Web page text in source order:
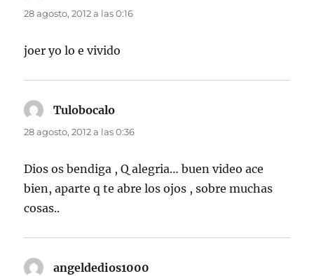
28 agosto, 2012 a las 0:16
joer yo lo e vivido
Tulobocalo
28 agosto, 2012 a las 0:36
Dios os bendiga , Q alegria… buen video ace
bien, aparte q te abre los ojos , sobre muchas
cosas..
angeldedios1000